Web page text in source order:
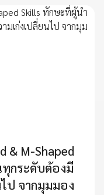
& M-Shaped
กระดับต้องมี
ป จากมุมมอง